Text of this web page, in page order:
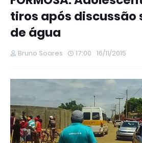
tiros após discussão
de água
Bruno Soares 17:00 16/11/2015